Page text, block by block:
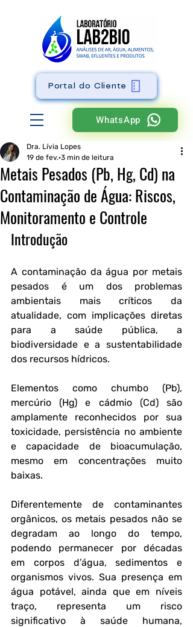
WhatsApp
Portal do Cliente
Metais Pesados (Pb, Hg, Cd) na
Contaminação de Água: Riscos,
Monitoramento e Controle
Dra. Lívia Lopes
19 de fev. 3 min de leitura
Introdução
A contaminação da água por metais
pesados é um dos problemas
ambientais mais críticos da
atualidade, com implicações diretas
para a saúde pública, a
biodiversidade e a sustentabilidade
dos recursos hídricos.
Elementos como chumbo (Pb),
mercúrio (Hg) e cádmio (Cd) são
amplamente reconhecidos por sua
toxicidade, persistência no ambiente
e capacidade de bioacumulação,
mesmo em concentrações muito
baixas.
Diferentemente de contaminantes
orgânicos, os metais pesados não se
degradam ao longo do tempo,
podendo permanecer por décadas
em corpos d’água, sedimentos e
organismos vivos. Sua presença em
água potável, ainda que em níveis
traço, representa um risco
significativo à saúde humana,